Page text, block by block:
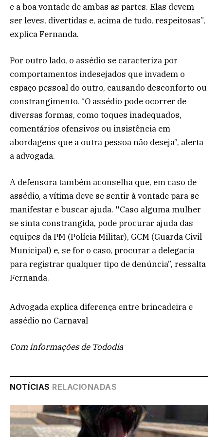
e a boa vontade de ambas as partes. Elas devem
ser leves, divertidas e, acima de tudo, respeitosas”,
explica Fernanda.
Por outro lado, o assédio se caracteriza por
comportamentos indesejados que invadem o
espaço pessoal do outro, causando desconforto ou
constrangimento. “O assédio pode ocorrer de
diversas formas, como toques inadequados,
comentários ofensivos ou insistência em
abordagens que a outra pessoa não deseja”, alerta
a advogada.
A defensora também aconselha que, em caso de
assédio, a vítima deve se sentir à vontade para se
manifestar e buscar ajuda. “Caso alguma mulher
se sinta constrangida, pode procurar ajuda das
equipes da PM (Polícia Militar), GCM (Guarda Civil
Municipal) e, se for o caso, procurar a delegacia
para registrar qualquer tipo de denúncia”, ressalta
Fernanda.
Advogada explica diferença entre brincadeira e
assédio no Carnaval
Com informações de Tododia
NOTÍCIAS RELACIONADAS